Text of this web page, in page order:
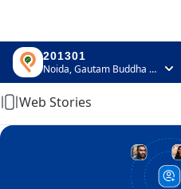
201301
Noida, Gautam Buddha Nagar, Uttar Pradesh
Home
Web Stories